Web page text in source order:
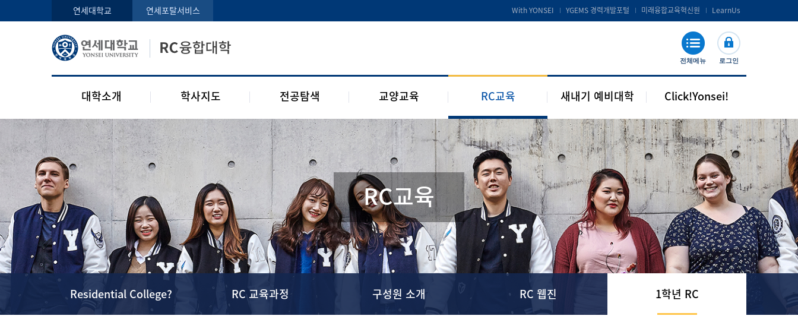
연세대학교 연세포탈서비스 LearnUs
미래융합교육혁신원
YGEMS 경력개발포털
With YONSEI
로그인
전체메뉴
대학소개 학사지도 전공탐색 교양교육 RC교육 새내기 예비대학 Click!Yonsei!
인사말
오시는 길
공지사항
학사지도사
RC 교육과정
1학년 RC
공지 및 자료실
연세포탈서비스 및 LearnUs
S-Campus 서비스
학습지원
기타안내
RC교육
Residential College? RC 교육과정 구성원 소개 RC 웹진 1학년 RC